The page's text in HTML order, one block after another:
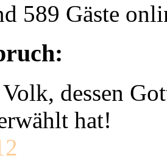
589 Gäste
dessen
hat!